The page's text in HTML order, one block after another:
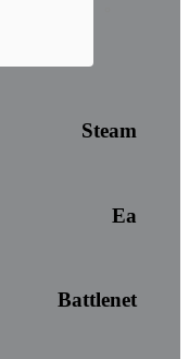
Steam
Ea
Battlenet